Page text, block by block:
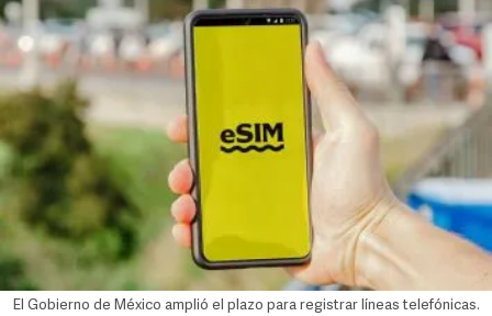
El Gobierno de México amplió el plazo para registrar líneas telefónicas.